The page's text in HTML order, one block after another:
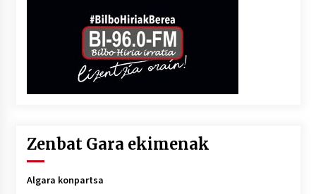
Zenbat Gara ekimenak
Algara konpartsa